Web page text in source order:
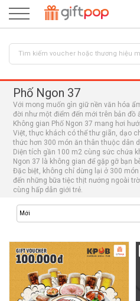
ĐĂNG NHẬP
Phố Ngon 37
Với mong muốn gìn giữ nền văn hóa
đời như một điểm đến mới trên bản đồ
Không gian Phố Ngon 37 mang hơi
Việt, thực khách có thể thư giãn, dạo
thức hơn 300 món ăn thân thuộc dân
Diện tích gần 100 m2 cùng sức chứa
Ngon 37 là không gian để gặp gỡ bạn
Đặc biệt, không chỉ dừng lại ở 300
đến những bữa tiệc thịt nướng ngoài
cùng hấp dẫn giới trẻ.